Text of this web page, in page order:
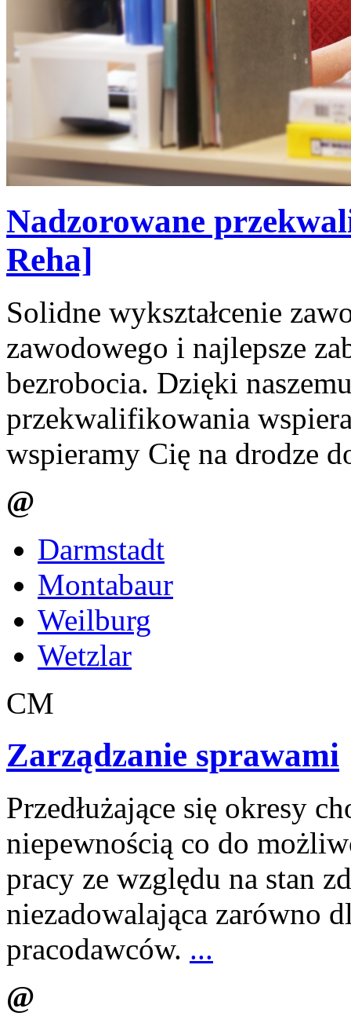
Nadzorowane
Reha]
Solidne wykształcenie
zawodowego i najlepsze
bezrobocia. Dzięki
przekwalifikowania
wspieramy Cię na drodze
@
Darmstadt
Montabaur
Weilburg
Wetzlar
CM
Zarządzanie sprawami
Przedłużające się okresy
niepewnością co do
pracy ze względu na stan
niezadowalająca zarówno
pracodawców. ...
@